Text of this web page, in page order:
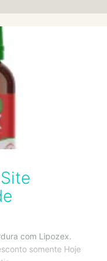
com Lipozex.
somente Hoje